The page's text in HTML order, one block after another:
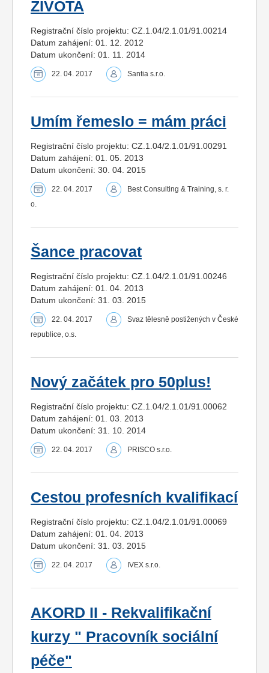
ŽIVOTA
Registrační číslo projektu: CZ.1.04/2.1.01/91.00214
Datum zahájení: 01. 12. 2012
Datum ukončení: 01. 11. 2014
22. 04. 2017 Santia s.r.o.
Umím řemeslo = mám práci
Registrační číslo projektu: CZ.1.04/2.1.01/91.00291
Datum zahájení: 01. 05. 2013
Datum ukončení: 30. 04. 2015
22. 04. 2017
Best Consulting & Training, s. r.
o.
Šance pracovat
Registrační číslo projektu: CZ.1.04/2.1.01/91.00246
Datum zahájení: 01. 04. 2013
Datum ukončení: 31. 03. 2015
22. 04. 2017
Svaz tělesně postižených v České
republice, o.s.
Nový začátek pro 50plus!
Registrační číslo projektu: CZ.1.04/2.1.01/91.00062
Datum zahájení: 01. 03. 2013
Datum ukončení: 31. 10. 2014
22. 04. 2017 PRISCO s.r.o.
Cestou profesních kvalifikací
Registrační číslo projektu: CZ.1.04/2.1.01/91.00069
Datum zahájení: 01. 04. 2013
Datum ukončení: 31. 03. 2015
22. 04. 2017 IVEX s.r.o.
AKORD II - Rekvalifikační
kurzy " Pracovník sociální
péče"